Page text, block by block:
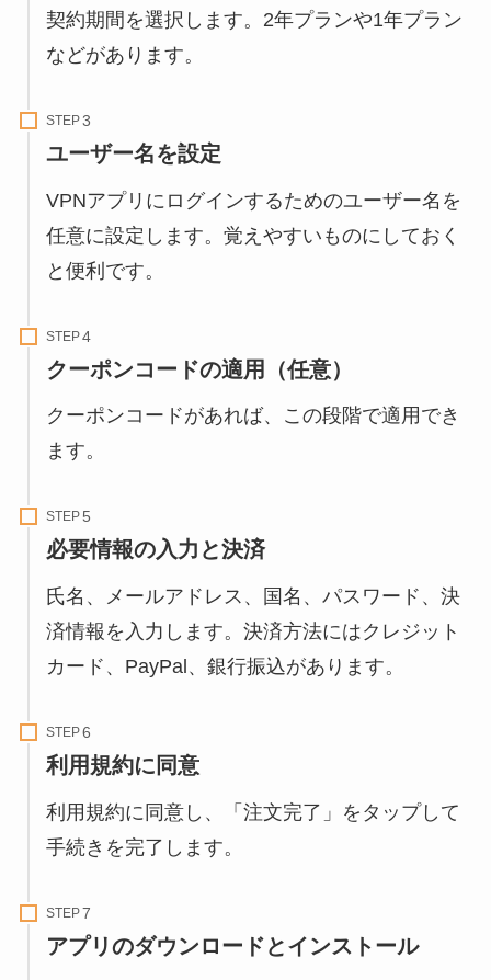
契約期間を選択します。2年プランや1年プラン
などがあります。
STEP
ユーザー名を設定
VPNアプリにログインするためのユーザー名を
任意に設定します。覚えやすいものにしておく
と便利です。
STEP
クーポンコードの適用（任意）
クーポンコードがあれば、この段階で適用でき
ます。
STEP
必要情報の入力と決済
氏名、メールアドレス、国名、パスワード、決
済情報を入力します。決済方法にはクレジット
カード、PayPal、銀行振込があります。
STEP
利用規約に同意
利用規約に同意し、「注文完了」をタップして
手続きを完了します。
STEP
アプリのダウンロードとインストール